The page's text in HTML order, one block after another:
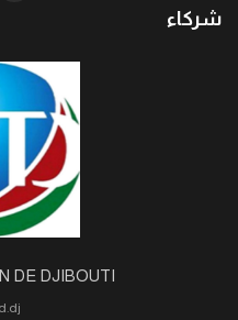
شركاء
DE DJIBOUTI